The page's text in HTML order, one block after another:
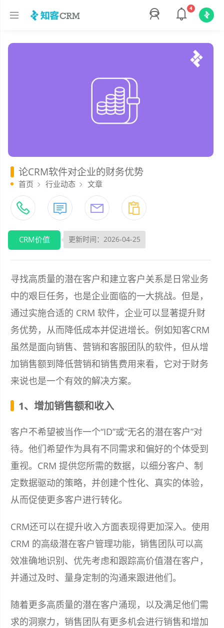
4
论CRM软件对企业的财务优势
首页 行业动态 文章
CRM价值 更新时间：2026-04-25
寻找高质量的潜在客户和建立客户关系是日常业务
中的艰巨任务，也是企业面临的一大挑战。但是，
通过实施合适的 CRM 软件，企业可以显著提升财
务优势，从而降低成本并促进增长。例如知客CRM
虽然是面向销售、营销和客服团队的软件，但从增
加销售额到降低营销和销售费用来看，它对于财务
来说也是一个有效的解决方案。
1、增加销售额和收入
客户不希望被当作一个“ID”或“无名的潜在客户”对
待。他们希望作为具有不同需求和偏好的个体受到
重视。CRM 提供您所需的数据，以细分客户、制
定数据驱动的策略，并创建个性化、真实的体验，
从而促使更多客户进行转化。
CRM还可以在提升收入方面表现得更加深入。使用
CRM 的高级潜在客户管理功能，销售团队可以高
效准确地识别、优先考虑和跟踪高价值潜在客户，
并通过及时、量身定制的沟通来跟进他们。
随着更多高质量的潜在客户涌现，以及满足他们需
求的洞察力，销售团队有更多机会进行销售和增加